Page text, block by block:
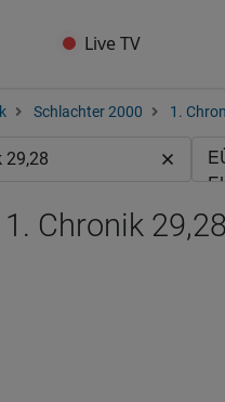
Live TV
Schlachter 2000 1.
Chronik